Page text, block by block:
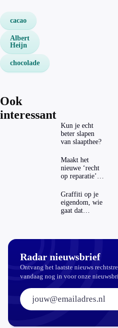
cacao
Albert
Heijn
chocolade
Ook
interessant
Kun je echt
beter slapen
van slaapthee?
Maakt het
nieuwe ‘recht
op reparatie’
echt
aantrekkelijker?
Graffiti op je
eigendom, wie
gaat dat
Radar nieuwsbrief
Ontvang het laatste nieuws
vandaag nog in voor onze
E-mailadres: